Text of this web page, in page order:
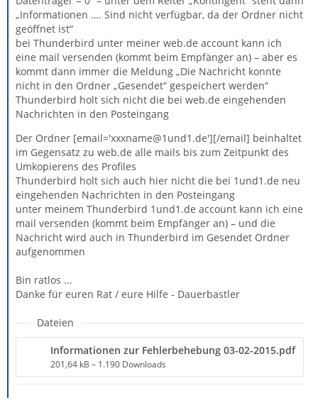
„Informationen …. Sind nicht verfügbar, da der Ordner nicht
geöffnet ist“
bei Thunderbird unter meiner web.de account kann ich
eine mail versenden (kommt beim Empfänger an) – aber es
kommt dann immer die Meldung „Die Nachricht konnte
nicht in den Ordner „Gesendet“ gespeichert werden“
Thunderbird holt sich nicht die bei web.de eingehenden
Nachrichten in den Posteingang
Der Ordner [email='xxxname@1und1.de'][/email] beinhaltet
im Gegensatz zu web.de alle mails bis zum Zeitpunkt des
Umkopierens des Profiles
Thunderbird holt sich auch hier nicht die bei 1und1.de neu
eingehenden Nachrichten in den Posteingang
unter meinem Thunderbird 1und1.de account kann ich eine
mail versenden (kommt beim Empfänger an) – und die
Nachricht wird auch in Thunderbird im Gesendet Ordner
aufgenommen
Bin ratlos ...
Danke für euren Rat / eure Hilfe - Dauerbastler
Dateien
Informationen zur Fehlerbehebung 03-02-2015.pdf
201,64 kB – 1.190 Downloads